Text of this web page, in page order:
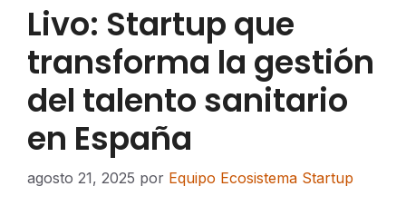
Livo: Startup que
transforma la gestión
del talento sanitario
en España
agosto 21, 2025 por Equipo Ecosistema Startup